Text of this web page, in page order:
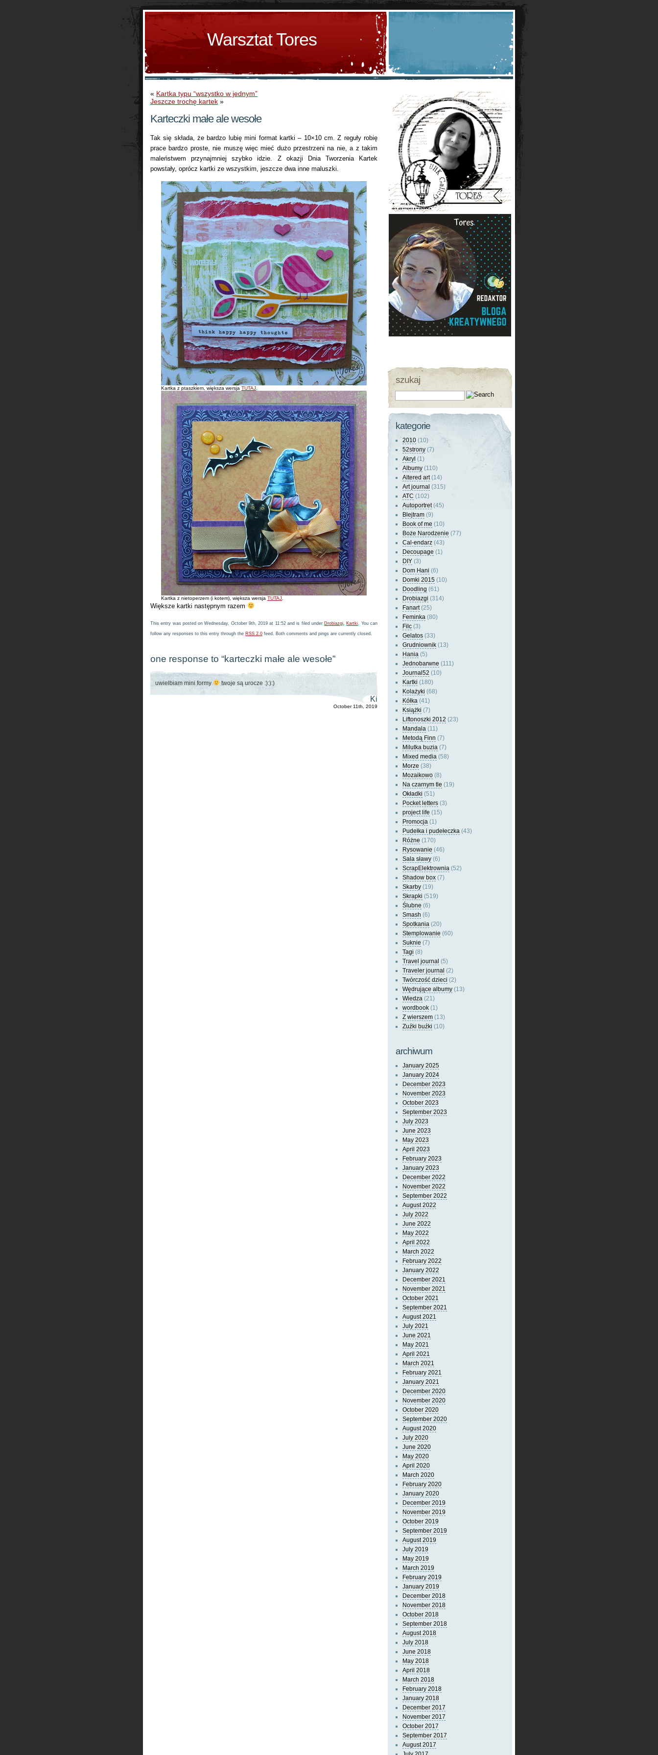
Warsztat Tores
« Kartka typu “wszystko w jednym”
Jeszcze trochę kartek »
Karteczki małe ale wesołe
Tak się składa, że bardzo lubię mini format kartki – 10×10 cm. Z reguły robię
prace bardzo proste, nie muszę więc mieć dużo przestrzeni na nie, a z takim
maleństwem przynajmniej szybko idzie. Z okazji Dnia Tworzenia Kartek
powstały, oprócz kartki ze wszystkim, jeszcze dwa inne maluszki.
Kartka z ptaszkiem, większa wersja TUTAJ
Kartka z nietoperzem (i kotem), większa wersja TUTAJ
Większe kartki następnym razem
This entry was posted on Wednesday, October 9th, 2019 at 11:52 and is filed under Drobiazgi, Kartki. You can
follow any responses to this entry through the RSS 2.0 feed. Both comments and pings are currently closed.
one response to “karteczki małe ale wesołe”
uwielbiam mini formy twoje są urocze :):):)
Ki
October 11th, 2019
szukaj
kategorie
2010 (10)
52strony (7)
Akryl (1)
Albumy (110)
Altered art(14)
Art journal (315)
ATC (102)
Autoportret(45)
Blejtram (9)
Book of me (10)
Boże Narodzenie (77)
Cal-endarz (43)
Decoupage (1)
DIY (3)
Dom Hani (6)
Domki 2015 (10)
Doodling (61)
Drobiazgi (314)
Fanart(25)
Feminka (80)
Filc (3)
Gelatos (33)
Grudniownik (13)
Hania (5)
Jednobarwne (111)
Journal52 (10)
Kartki (180)
Kolażyki (68)
Kółka (41)
Książki (7)
Liftonoszki 2012 (23)
Mandala (11)
Metodą Finn (7)
Milutka buzia (7)
Mixed media (58)
Morze (38)
Mozaikowo (8)
Na czarnym tle (19)
Okładki (51)
Pocket letters (3)
project life (15)
Promocja (1)
Pudełka i pudełeczka (43)
Różne (170)
Rysowanie (46)
Sala sławy (6)
ScrapElektrownia (52)
Shadow box (7)
Skarby (19)
Skrapki (519)
Ślubne (6)
Smash (6)
Spotkania (20)
Stemplowanie (60)
Suknie (7)
Tagi (8)
Travel journal (5)
Traveler journal (2)
Twórczość dzieci (2)
Wędrujące albumy (13)
Wiedza (21)
wordbook (1)
Z wierszem (13)
Zuźki buźki (10)
archiwum
January 2025
January 2024
December 2023
November 2023
October 2023
September 2023
July 2023
June 2023
May 2023
April 2023
February 2023
January 2023
December 2022
November 2022
September 2022
August 2022
July 2022
June 2022
May 2022
April 2022
March 2022
February 2022
January 2022
December 2021
November 2021
October 2021
September 2021
August 2021
July 2021
June 2021
May 2021
April 2021
March 2021
February 2021
January 2021
December 2020
November 2020
October 2020
September 2020
August 2020
July 2020
June 2020
May 2020
April 2020
March 2020
February 2020
January 2020
December 2019
November 2019
October 2019
September 2019
August 2019
July 2019
May 2019
March 2019
February 2019
January 2019
December 2018
November 2018
October 2018
September 2018
August 2018
July 2018
June 2018
May 2018
April 2018
March 2018
February 2018
January 2018
December 2017
November 2017
October 2017
September 2017
August 2017